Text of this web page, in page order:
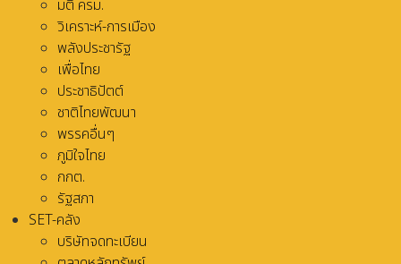
มติ ครม.
วิเคราะห์-การเมือง
พลังประชารัฐ
เพื่อไทย
ประชาธิปัตต์
ชาติไทยพัฒนา
พรรคอื่นๆ
ภูมิใจไทย
กกต.
รัฐสภา
SET-คลัง
บริษัทจดทะเบียน